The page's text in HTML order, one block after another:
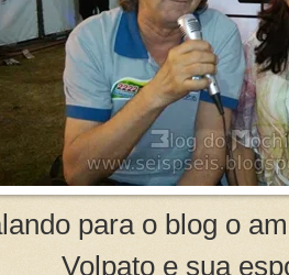
para o blog o
Volpato e sua